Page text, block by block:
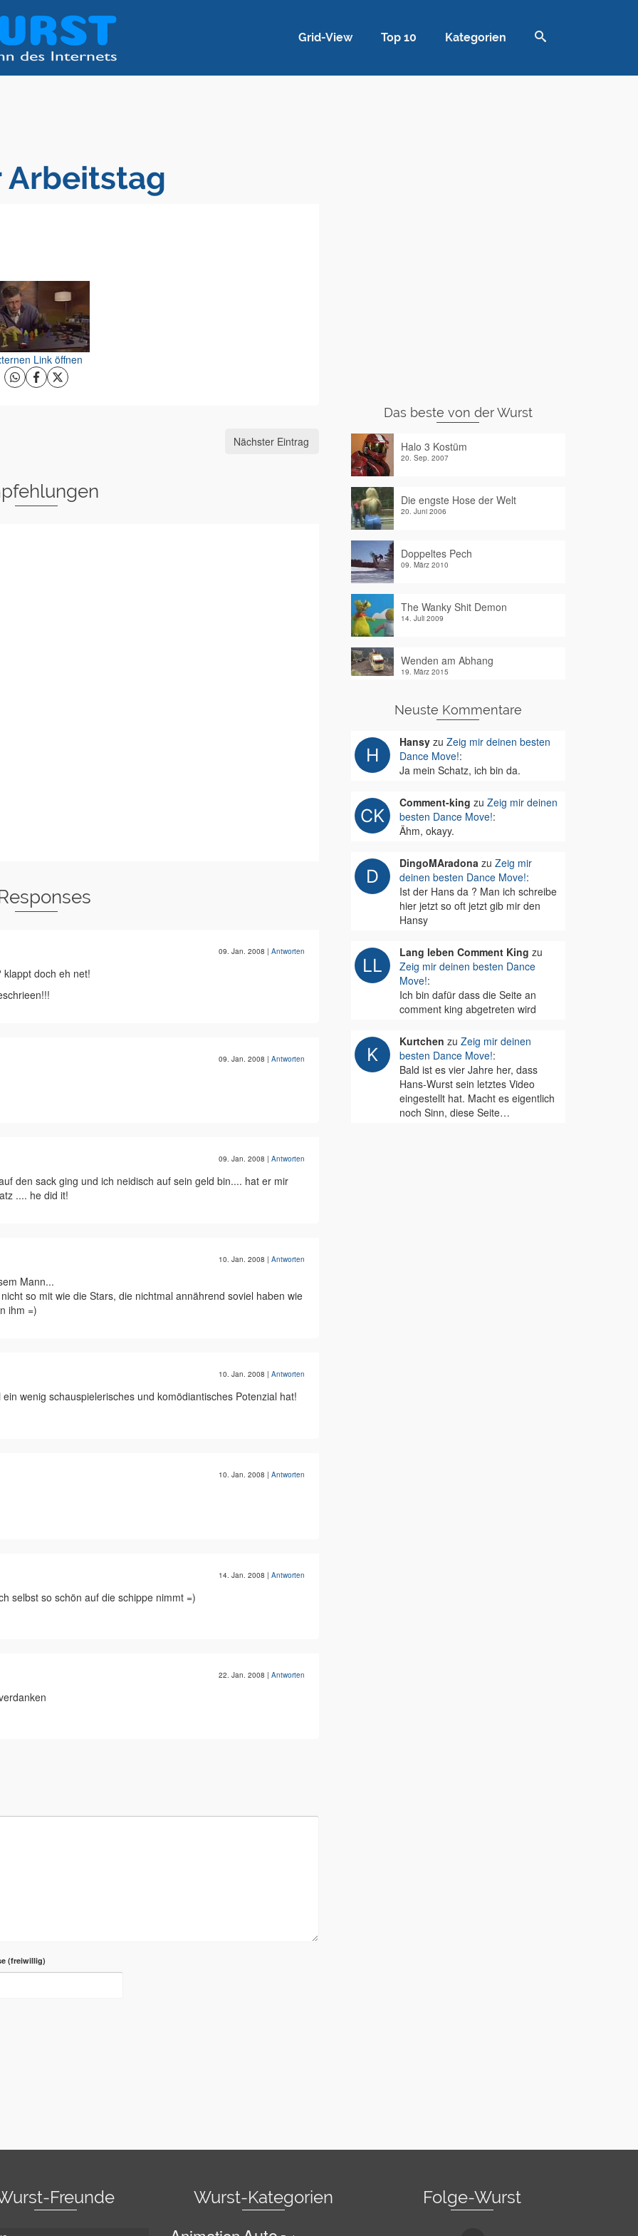
Grid-View Top 10 Kategorien
Arbeitstag
Link öffnen
Nächster Eintrag
09. Jan. 2008 | Antworten
doch eh net!
09. Jan. 2008 | Antworten
09. Jan. 2008 | Antworten
den sack ging und ich neidisch auf sein geld bin.... hat er mir
.... he did it!
10. Jan. 2008 | Antworten
Mann...
so mit wie die Stars, die nichtmal annährend soviel haben wie
ihm =)
10. Jan. 2008 | Antworten
wenig schauspielerisches und komödiantisches Potenzial hat!
10. Jan. 2008 | Antworten
14. Jan. 2008 | Antworten
selbst so schön auf die schippe nimmt =)
22. Jan. 2008 | Antworten
Das beste von der Wurst
Halo 3 Kostüm
20. Sep. 2007
Die engste Hose der Welt
20. Juni 2006
Doppeltes Pech
09. März 2010
The Wanky Shit Demon
14. Juli 2009
Wenden am Abhang
19. März 2015
Neuste Kommentare
Hansyzu Zeig mir deinen besten
Dance Move!:
Ja mein Schatz, ich bin da.
Comment-king zu Zeig mir deinen
besten Dance Move!:
Ähm, okayy.
DingoMAradonazu Zeig mir
deinen besten Dance Move!:
Ist der Hans da ? Man ich schreibe
hier jetzt so oft jetzt gib mir den
Hansy
Lang leben Comment King zu
Zeig mir deinen besten Dance
Move!:
Ich bin dafür dass die Seite an
comment king abgetreten wird
Kurtchen zu Zeig mir deinen
besten Dance Move!:
Bald ist es vier Jahre her, dass
Hans-Wurst sein letztes Video
eingestellt hat. Macht es eigentlich
noch Sinn, diese Seite…
Freunde Wurst-Kategorien Folge-Wurst